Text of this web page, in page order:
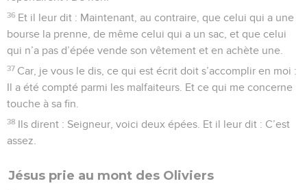
36 Et il leur dit : Maintenant, au contraire, que celui qui a une
bourse la prenne, de même celui qui a un sac, et que celui
qui n’a pas d’épée vende son vêtement et en achète une.
37 Car, je vous le dis, ce qui est écrit doit s’accomplir en moi :
Il a été compté parmi les malfaiteurs. Et ce qui me concerne
touche à sa fin.
38 Ils dirent : Seigneur, voici deux épées. Et il leur dit : C’est
assez.
Jésus prie au mont des Oliviers